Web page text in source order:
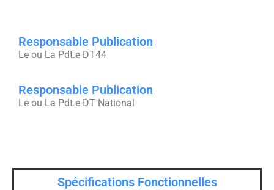
Responsable Publication
Le ou La Pdt.e DT44
Responsable Publication
Le ou La Pdt.e DT National
Spécifications Fonctionnelles